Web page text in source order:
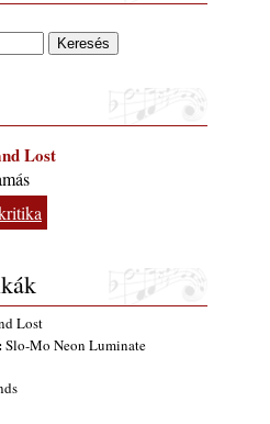
Lost
Lost
Slo-Mo Neon Luminate